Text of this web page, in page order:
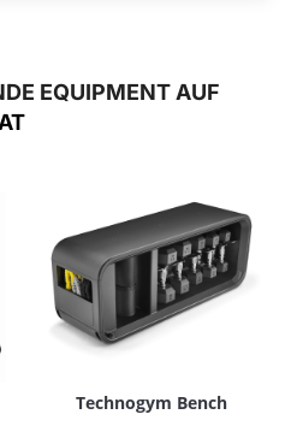
EQUIPMENT AUF
Technogym Bench